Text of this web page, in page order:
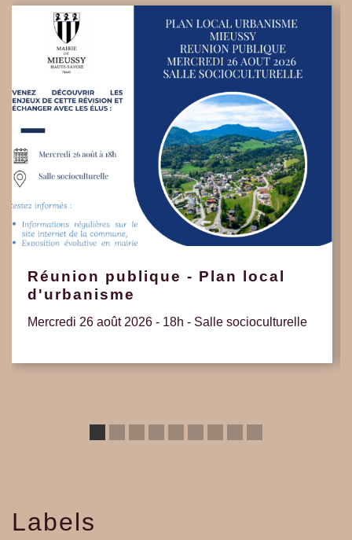
Réunion publique - Plan local
d'urbanisme
Mercredi 26 août 2026 - 18h - Salle socioculturelle
Labels